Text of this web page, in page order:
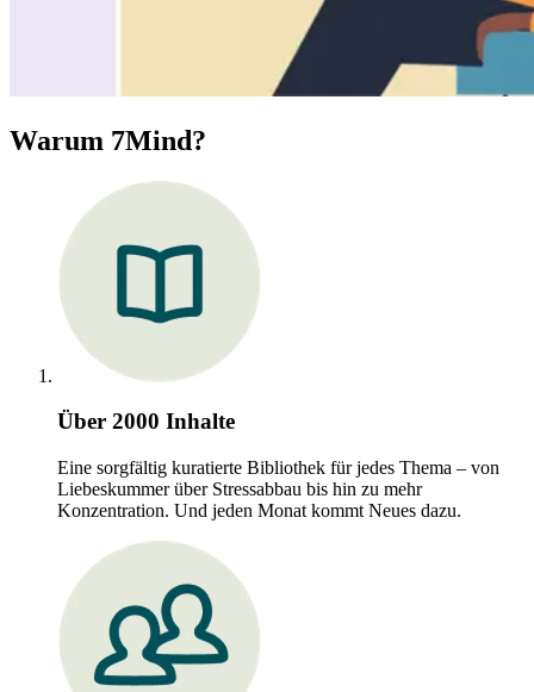
Warum 7Mind?
Über 2000 Inhalte
Eine sorgfältig kuratierte Bibliothek für jedes Thema – von
Liebeskummer über Stressabbau bis hin zu mehr
Konzentration. Und jeden Monat kommt Neues dazu.